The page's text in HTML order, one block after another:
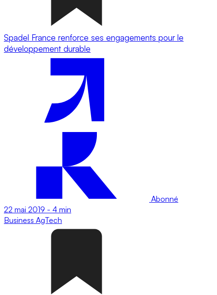
Spadel France renforce ses engagements pour le
développement durable
Abonné
22 mai 2019 - 4 min
Business AgTech